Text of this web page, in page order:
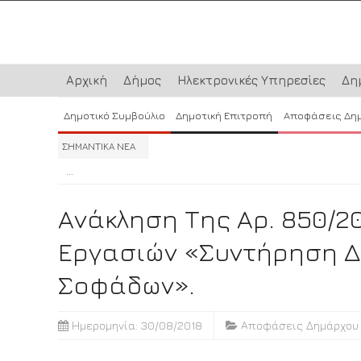
Αρχική Δήμος Ηλεκτρονικές Υπηρεσίες
Δημοτικό Συμβούλιο Δημοτική Επιτροπή Αποφάσεις
ΣΗΜΑΝΤΙΚΑ ΝΕΑ
...
Ανάκληση Της Αρ. 850/
Εργασιών «Συντήρηση
Σοφάδων».
Ημερομηνία: 30/08/2018 Αποφάσεις Δημάρχου